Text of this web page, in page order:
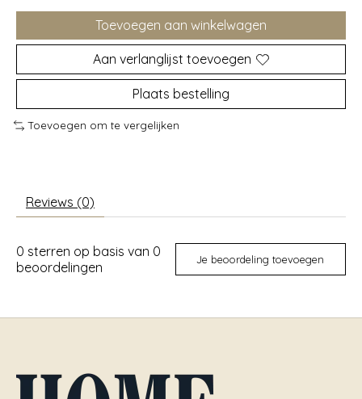
Toevoegen aan winkelwagen
Aan verlanglijst toevoegen
Plaats bestelling
Toevoegen om te vergelijken
Reviews (0)
0 sterren op basis van 0
beoordelingen
Je beoordeling toevoegen